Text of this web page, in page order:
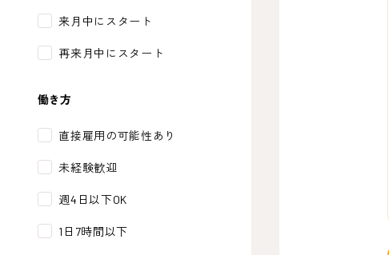
来月中にスタート
再来月中にスタート
働き方
直接雇用の可能性あり
未経験歓迎
週4日以下OK
1日7時間以下